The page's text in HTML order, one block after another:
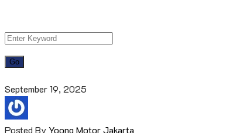
September 19, 2025
Posted By Yoong Motor Jakarta